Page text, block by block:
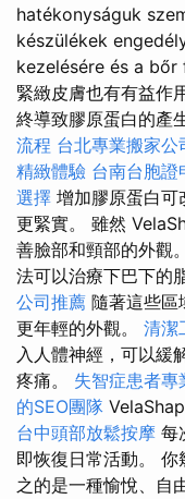
hatékonyságuk
készülékek
kezelésére és a bőr
緊緻皮膚也有有益作
終導致膠原蛋白的產
流程 台北專業搬家公
精緻體驗 台南台胞證
選擇 增加膠原蛋白可
更緊實。 雖然
善臉部和頸部的外觀。
法可以治療下巴下的
公司推薦 隨著這些區
更年輕的外觀。 清潔
入人體神經，可以緩
疼痛。 失智症患者專
的SEO團隊
台中頭部放鬆按摩 每
即恢復日常活動。
之的是一種愉悅、自